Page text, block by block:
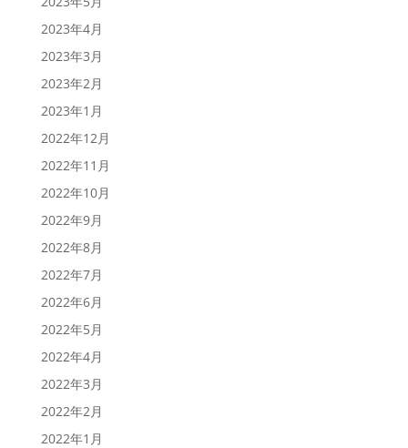
2023年4月
2023年3月
2023年2月
2023年1月
2022年12月
2022年11月
2022年10月
2022年9月
2022年8月
2022年7月
2022年6月
2022年5月
2022年4月
2022年3月
2022年2月
2022年1月